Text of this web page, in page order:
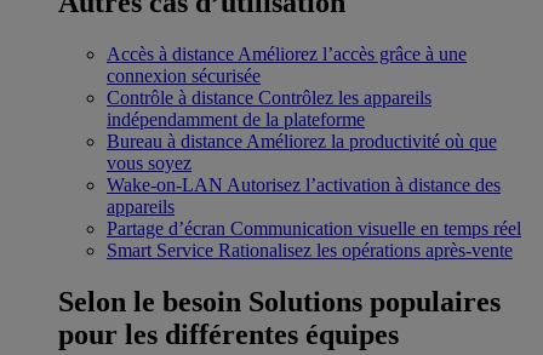
Accès à distance Améliorez l’accès grâce à une
connexion sécurisée
Contrôle à distance Contrôlez les appareils
indépendamment de la plateforme
Bureau à distance Améliorez la productivité où que
vous soyez
Wake-on-LAN Autorisez l’activation à distance des
appareils
Partage d’écran Communication visuelle en temps réel
Smart Service Rationalisez les opérations après-vente
Selon le besoin Solutions populaires
pour les différentes équipes